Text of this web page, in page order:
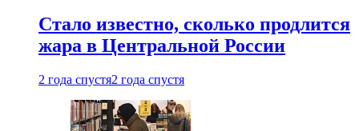
Стало известно, сколько продлится
жара в Центральной России
2 года спустя2 года спустя